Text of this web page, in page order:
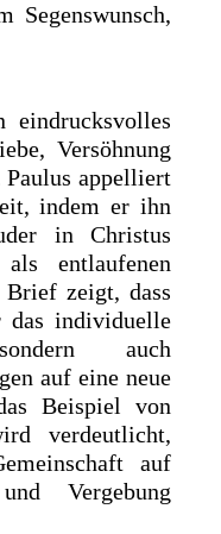
Versöhnung
appelliert
indem er ihn
in Christus
entlaufenen
zeigt, dass
das individuelle
auch
auf eine neue
Beispiel von
verdeutlicht,
auf
Vergebung